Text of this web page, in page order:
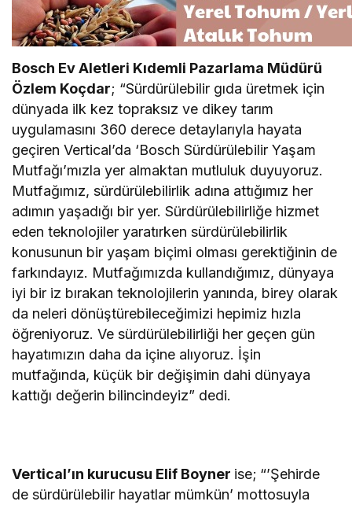
Bosch Ev Aletleri Kıdemli Pazarlama Müdürü
Özlem Koçdar; “Sürdürülebilir gıda üretmek için
dünyada ilk kez topraksız ve dikey tarım
uygulamasını 360 derece detaylarıyla hayata
geçiren Vertical’da ‘Bosch Sürdürülebilir Yaşam
Mutfağı’mızla yer almaktan mutluluk duyuyoruz.
Mutfağımız, sürdürülebilirlik adına attığımız her
adımın yaşadığı bir yer. Sürdürülebilirliğe hizmet
eden teknolojiler yaratırken sürdürülebilirlik
konusunun bir yaşam biçimi olması gerektiğinin de
farkındayız. Mutfağımızda kullandığımız, dünyaya
iyi bir iz bırakan teknolojilerin yanında, birey olarak
da neleri dönüştürebileceğimizi hepimiz hızla
öğreniyoruz. Ve sürdürülebilirliği her geçen gün
hayatımızın daha da içine alıyoruz. İşin
mutfağında, küçük bir değişimin dahi dünyaya
kattığı değerin bilincindeyiz” dedi.
Vertical’ın kurucusu Elif Boyner ise; “’Şehirde
de sürdürülebilir hayatlar mümkün’ mottosuyla